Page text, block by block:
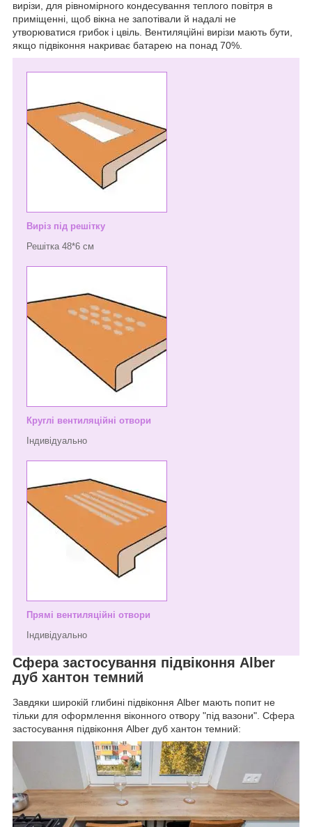
вирізи, для рівномірного кондесування теплого повітря в
приміщенні, щоб вікна не запотівали й надалі не
утворюватися грибок і цвіль. Вентиляційні вирізи мають бути,
якщо підвіконня накриває батарею на понад 70%.
Виріз під решітку
Решітка 48*6 см
Круглі вентиляційні отвори
Індивідуально
Прямі вентиляційні отвори
Індивідуально
Сфера застосування підвіконня Alber
дуб хантон темний
Завдяки широкій глибині підвіконня Alber мають попит не
тільки для оформлення віконного отвору "під вазони". Сфера
застосування підвіконня Alber дуб хантон темний: